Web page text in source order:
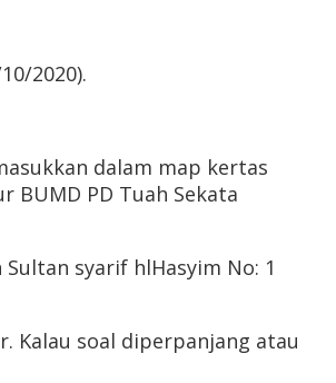
2020).
dalam map kertas
BUMD PD Tuah Sekata
syarif hlHasyim No: 1
Kalau soal diperpanjang atau